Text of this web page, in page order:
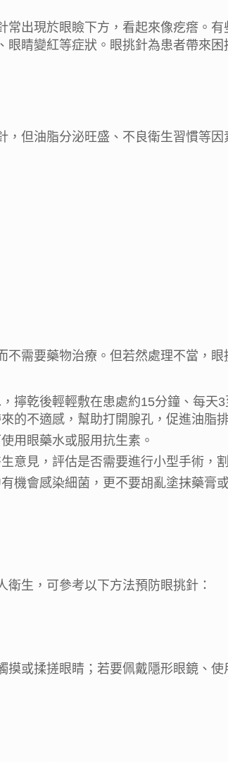
出現於眼瞼下方，看起來像疙瘩。
睛變紅等症狀。眼挑針為患者帶來困
但油脂分泌旺盛、不良衛生習慣等因
需要藥物治療。但若然處理不當，
擰乾後輕輕敷在患處約15分鐘、每天
的不適感，幫助打開腺孔，促進油脂
用眼藥水或服用抗生素。
意見，評估是否需要進行小型手術，
機會感染細菌，更不要胡亂塗抹藥膏
生，可參考以下方法預防眼挑針：
或揉搓眼睛；若要佩戴隱形眼鏡、